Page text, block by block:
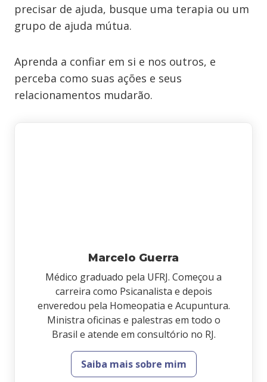
precisar de ajuda, busque uma terapia ou um
grupo de ajuda mútua.
Aprenda a confiar em si e nos outros, e
perceba como suas ações e seus
relacionamentos mudarão.
Marcelo Guerra
Médico graduado pela UFRJ. Começou a
carreira como Psicanalista e depois
enveredou pela Homeopatia e Acupuntura.
Ministra oficinas e palestras em todo o
Brasil e atende em consultório no RJ.
Saiba mais sobre mim